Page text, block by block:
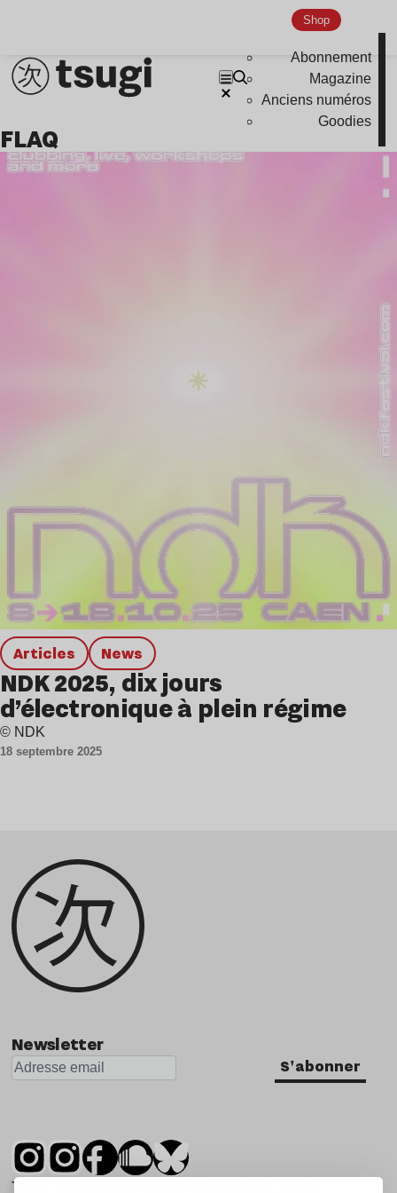
Shop
Abonnement
Magazine
Anciens numéros
Goodies
FLAQ
Articles news
NDK 2025, dix jours
d’électronique à plein régime
© NDK
18 septembre 2025
Newsletter
S'abonner
Tsugi est un mensuel indépendant sur la